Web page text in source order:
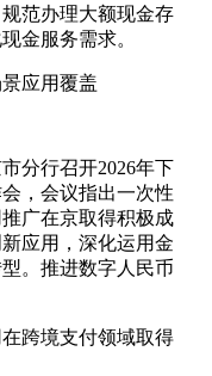
范办理大额现金存
金服务需求。
应用覆盖
分行召开2026年下
，会议指出一次性
广在京取得积极成
应用，深化运用金
。推进数字人民币
跨境支付领域取得